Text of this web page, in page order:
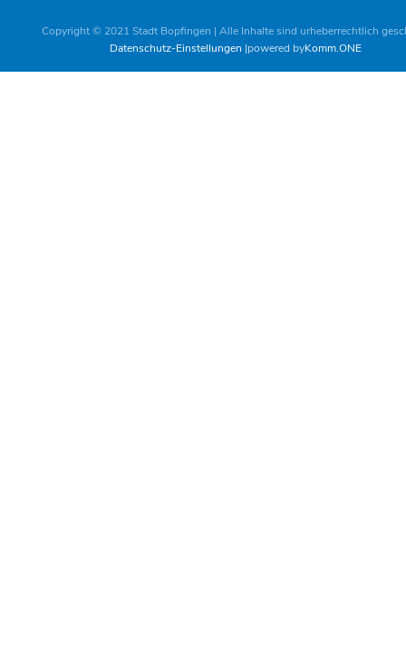
Copyright © 2021 Stadt Bopfingen | Alle Inhalte sind urheberrechtlich
Datenschutz-Einstellungen powered byKomm.ONE